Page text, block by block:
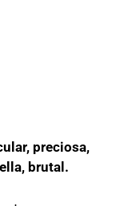
preciosa,
brutal.